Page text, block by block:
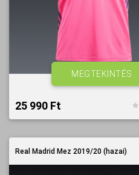
25 990 Ft‎
MEGTEKINTÉS
Real Madrid Mez 2019/20 (hazai)